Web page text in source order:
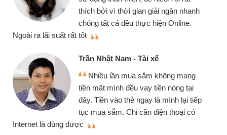
gói vay tiền bằng CMND online không
cần gặp mặt nên rất tiện lợi, sẽ giới
thiệu cho bạn bè biết
Cấn Văn Lực - Tạp hóa
Tôi kinh doanh buôn bán nhỏ lẻ
nhiều lúc cần vốn nhập hàng, nhờ biết
đến website qua bạn bè giới thiệu tôi
đã giải quyết được công việc của